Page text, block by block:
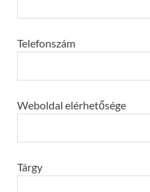
Telefonszám
Weboldal elérhetősége
Tárgy